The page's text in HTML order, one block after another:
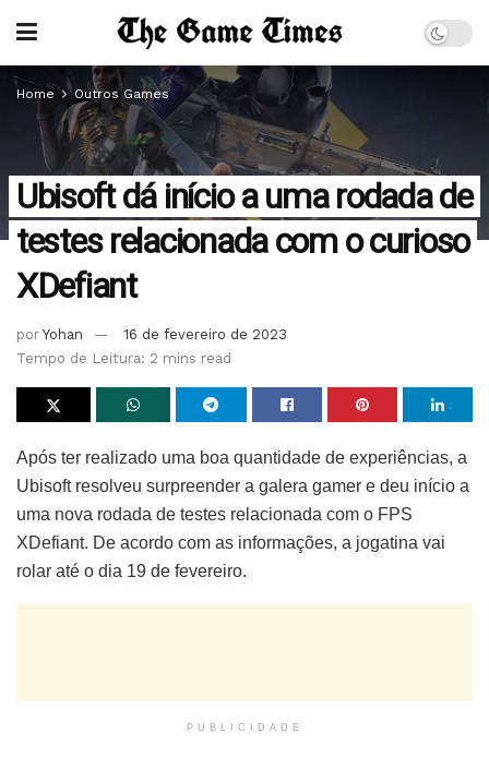
Home Outros Games
Ubisoft dá início a uma rodada de
testes relacionada com o curioso
XDefiant
por Yohan
16 de fevereiro de 2023
Tempo de Leitura: 2 mins read
Após ter realizado uma boa quantidade de experiências, a
Ubisoft resolveu surpreender a galera gamer e deu início a
uma nova rodada de testes relacionada com o FPS
XDefiant. De acordo com as informações, a jogatina vai
rolar até o dia 19 de fevereiro.
PUBLICIDADE